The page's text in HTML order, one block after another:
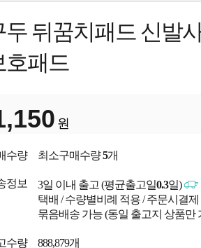
두 뒤꿈치패드 신발
호패드
원
수량 최소구매수량5개
정보 3일 이내 출고 (평균출고일0.3일)
택배 / 수량별비례 적용 / 주문시결제
묶음배송 가능 (동일 출고지 상품만
수량 888,879개